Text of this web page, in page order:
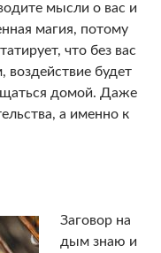
мысли о вас и
магия, потому
что без вас
воздействие будет
домой. Даже
а именно к
Заговор на
дым знаю и